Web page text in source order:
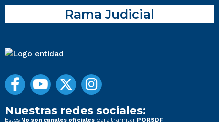
Rama Judicial
Nuestras redes sociales:
Estos No son canales oficiales para tramitar PQRSDF